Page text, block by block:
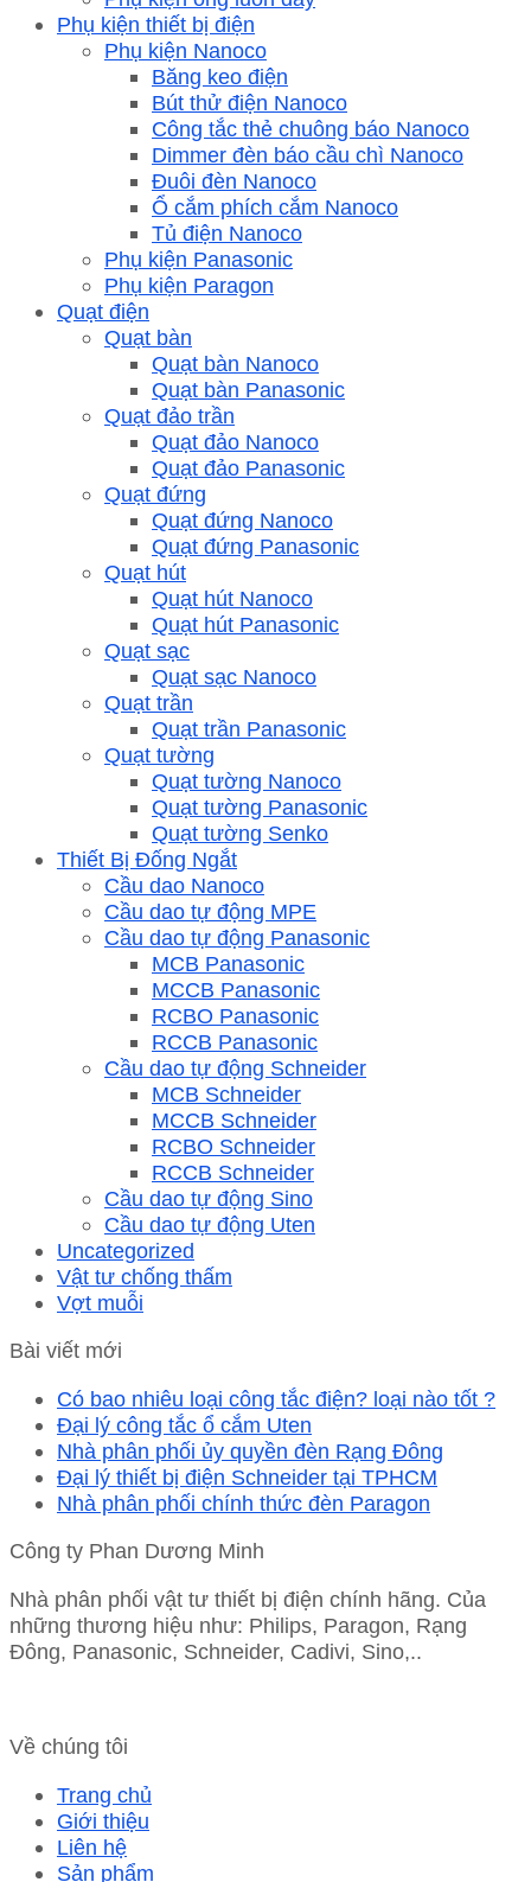
Phụ kiện thiết bị điện
Phụ kiện Nanoco
Băng keo điện
Bút thử điện Nanoco
Công tắc thẻ chuông báo Nanoco
Dimmer đèn báo cầu chì Nanoco
Đuôi đèn Nanoco
Ổ cắm phích cắm Nanoco
Tủ điện Nanoco
Phụ kiện Panasonic
Phụ kiện Paragon
Quạt điện
Quạt bàn
Quạt bàn Nanoco
Quạt bàn Panasonic
Quạt đảo trần
Quạt đảo Nanoco
Quạt đảo Panasonic
Quạt đứng
Quạt đứng Nanoco
Quạt đứng Panasonic
Quạt hút
Quạt hút Nanoco
Quạt hút Panasonic
Quạt sạc
Quạt sạc Nanoco
Quạt trần
Quạt trần Panasonic
Quạt tường
Quạt tường Nanoco
Quạt tường Panasonic
Quạt tường Senko
Thiết Bị Đống Ngắt
Cầu dao Nanoco
Cầu dao tự động MPE
Cầu dao tự động Panasonic
MCB Panasonic
MCCB Panasonic
RCBO Panasonic
RCCB Panasonic
Cầu dao tự động Schneider
MCB Schneider
MCCB Schneider
RCBO Schneider
RCCB Schneider
Cầu dao tự động Sino
Cầu dao tự động Uten
Uncategorized
Vật tư chống thấm
Vợt muỗi
Bài viết mới
Có bao nhiêu loại công tắc điện? loại nào tốt ?
Đại lý công tắc ổ cắm Uten
Nhà phân phối ủy quyền đèn Rạng Đông
Đại lý thiết bị điện Schneider tại TPHCM
Nhà phân phối chính thức đèn Paragon
Công ty Phan Dương Minh
Nhà phân phối vật tư thiết bị điện chính hãng. Của
những thương hiệu như: Philips, Paragon, Rạng
Đông, Panasonic, Schneider, Cadivi, Sino,..
Về chúng tôi
Trang chủ
Giới thiệu
Liên hệ
Sản phẩm